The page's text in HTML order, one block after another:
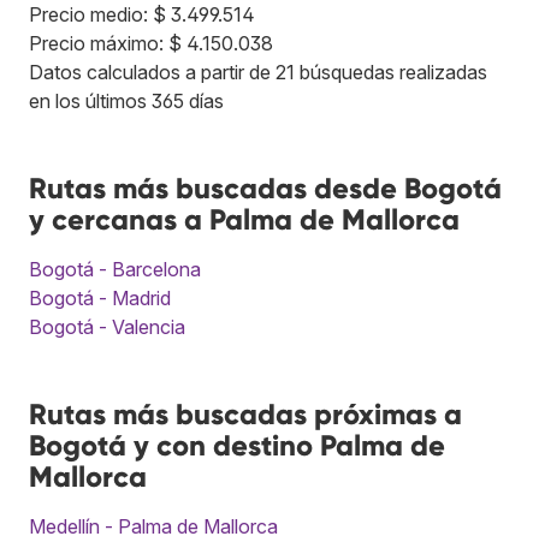
Precio medio: $ 3.499.514
Precio máximo: $ 4.150.038
Datos calculados a partir de 21 búsquedas realizadas
en los últimos 365 días
Rutas más buscadas desde Bogotá
y cercanas a Palma de Mallorca
Bogotá - Barcelona
Bogotá - Madrid
Bogotá - Valencia
Rutas más buscadas próximas a
Bogotá y con destino Palma de
Mallorca
Medellín - Palma de Mallorca